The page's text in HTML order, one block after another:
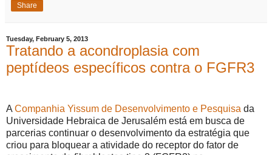
Share
Tuesday, February 5, 2013
Tratando a acondroplasia com
peptídeos específicos contra o FGFR3
A Companhia Yissum de Desenvolvimento e Pesquisa da
Universidade Hebraica de Jerusalém está em busca de
parcerias continuar o desenvolvimento da estratégia que
criou para bloquear a atividade do receptor do fator de